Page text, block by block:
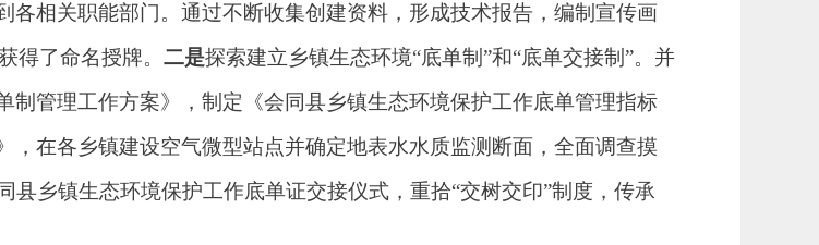
各相关职能部门。通过不断收集创建资料，形成技术报告，编制宣传画
得了命名授牌。 二是探索建立乡镇生态环境“底单制”和“底单交接制”。并
制管理工作方案》，制定《会同县乡镇生态环境保护工作底单管理指标
， 在各乡镇建设空气微型站点并确定地表水水质监测断面，全面调查摸
县乡镇生态环境保护工作底单证交接仪式， 重拾“交树交印”制度， 传承